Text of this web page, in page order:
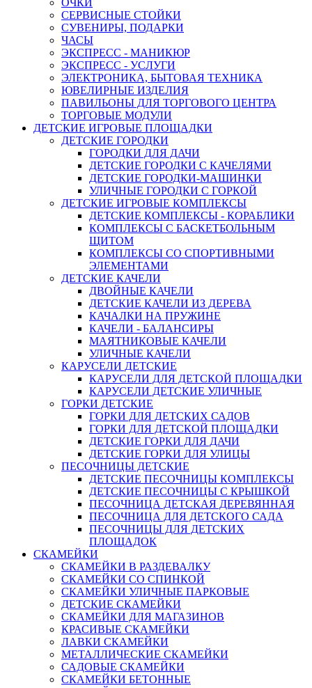
СЕРВИСНЫЕ СТОЙКИ
СУВЕНИРЫ, ПОДАРКИ
ЧАСЫ
ЭКСПРЕСС - МАНИКЮР
ЭКСПРЕСС - УСЛУГИ
ЭЛЕКТРОНИКА, БЫТОВАЯ ТЕХНИКА
ЮВЕЛИРНЫЕ ИЗДЕЛИЯ
ПАВИЛЬОНЫ ДЛЯ ТОРГОВОГО ЦЕНТРА
ТОРГОВЫЕ МОДУЛИ
ДЕТСКИЕ ИГРОВЫЕ ПЛОЩАДКИ
ДЕТСКИЕ ГОРОДКИ
ГОРОДКИ ДЛЯ ДАЧИ
ДЕТСКИЕ ГОРОДКИ С КАЧЕЛЯМИ
ДЕТСКИЕ ГОРОДКИ-МАШИНКИ
УЛИЧНЫЕ ГОРОДКИ С ГОРКОЙ
ДЕТСКИЕ ИГРОВЫЕ КОМПЛЕКСЫ
ДЕТСКИЕ КОМПЛЕКСЫ - КОРАБЛИКИ
КОМПЛЕКСЫ С БАСКЕТБОЛЬНЫМ
ЩИТОМ
КОМПЛЕКСЫ СО СПОРТИВНЫМИ
ЭЛЕМЕНТАМИ
ДЕТСКИЕ КАЧЕЛИ
ДВОЙНЫЕ КАЧЕЛИ
ДЕТСКИЕ КАЧЕЛИ ИЗ ДЕРЕВА
КАЧАЛКИ НА ПРУЖИНЕ
КАЧЕЛИ - БАЛАНСИРЫ
МАЯТНИКОВЫЕ КАЧЕЛИ
УЛИЧНЫЕ КАЧЕЛИ
КАРУСЕЛИ ДЕТСКИЕ
КАРУСЕЛИ ДЛЯ ДЕТСКОЙ ПЛОЩАДКИ
КАРУСЕЛИ ДЕТСКИЕ УЛИЧНЫЕ
ГОРКИ ДЕТСКИЕ
ГОРКИ ДЛЯ ДЕТСКИХ САДОВ
ГОРКИ ДЛЯ ДЕТСКОЙ ПЛОЩАДКИ
ДЕТСКИЕ ГОРКИ ДЛЯ ДАЧИ
ДЕТСКИЕ ГОРКИ ДЛЯ УЛИЦЫ
ПЕСОЧНИЦЫ ДЕТСКИЕ
ДЕТСКИЕ ПЕСОЧНИЦЫ КОМПЛЕКСЫ
ДЕТСКИЕ ПЕСОЧНИЦЫ С КРЫШКОЙ
ПЕСОЧНИЦА ДЕТСКАЯ ДЕРЕВЯННАЯ
ПЕСОЧНИЦА ДЛЯ ДЕТСКОГО САДА
ПЕСОЧНИЦЫ ДЛЯ ДЕТСКИХ
ПЛОЩАДОК
СКАМЕЙКИ
СКАМЕЙКИ В РАЗДЕВАЛКУ
СКАМЕЙКИ СО СПИНКОЙ
СКАМЕЙКИ УЛИЧНЫЕ ПАРКОВЫЕ
ДЕТСКИЕ СКАМЕЙКИ
СКАМЕЙКИ ДЛЯ МАГАЗИНОВ
КРАСИВЫЕ СКАМЕЙКИ
ЛАВКИ СКАМЕЙКИ
МЕТАЛЛИЧЕСКИЕ СКАМЕЙКИ
САДОВЫЕ СКАМЕЙКИ
СКАМЕЙКИ БЕТОННЫЕ